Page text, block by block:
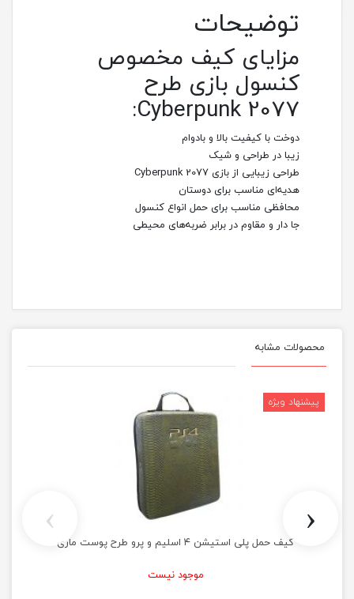
توضیحات
مزایای کیف مخصوص
کنسول بازی طرح
Cyberpunk 2077:
دوخت با کیفیت بالا و بادوام
زیبا در طراحی و شیک
طراحی زیبایی از بازی Cyberpunk 2077
هدیه‌ای مناسب برای دوستان
محافظی مناسب برای حمل انواع کنسول
جا دار و مقاوم در برابر ضربه‌های محیطی
محصولات مشابه
کیف حمل پلی استیشن ۴ اسلیم و پرو طرح پوست ماری
موجود نیست
‹
›